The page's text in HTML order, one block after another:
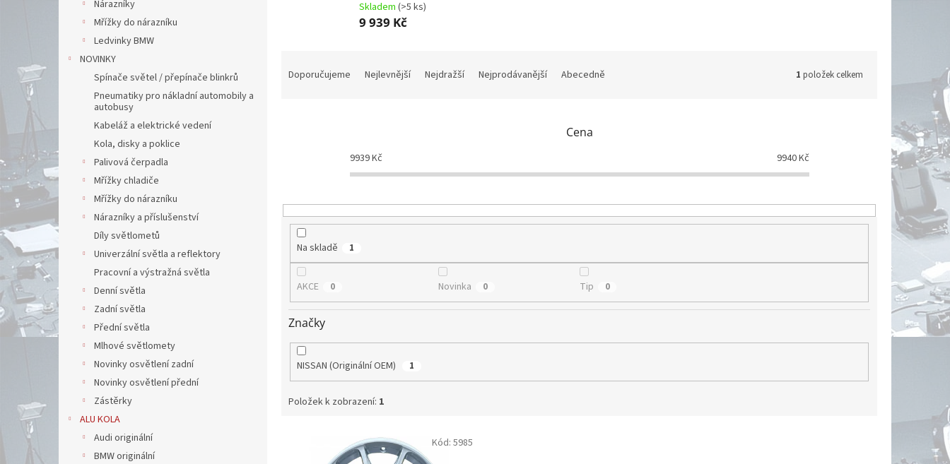
Nárazníky
Mřížky do nárazníku
Ledvinky BMW
NOVINKY
Spínače světel / přepínače blinkrů
Pneumatiky pro nákladní automobily a
autobusy
Kabeláž a elektrické vedení
Kola, disky a poklice
Palivová čerpadla
Mřížky chladiče
Mřížky do nárazníku
Nárazníky a příslušenství
Díly světlometů
Univerzální světla a reflektory
Pracovní a výstražná světla
Denní světla
Zadní světla
Přední světla
Mlhové světlomety
Novinky osvětlení zadní
Novinky osvětlení přední
Zástěrky
ALU KOLA
Audi originální
BMW originální
Skladem (>5 ks)
9 939 Kč
u
Doporučujeme Nejlevnější Nejdražší Nejprodávanější Abecedně 1 položek celkem
Cena
9939Kč 9940Kč
Na skladě 1
AKCE 0 Novinka 0 Tip 0
Značky
NISSAN (Originální OEM) 1
Položek k zobrazení: 1
Kód: 5985